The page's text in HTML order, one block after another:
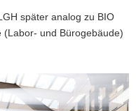
später analog zu BIO
(Labor- und Bürogebäude)